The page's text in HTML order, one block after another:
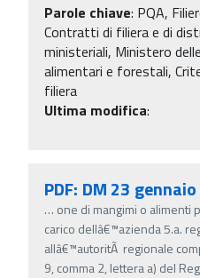
Parole chiave: PQA,
Contratti di filiera e di
ministeriali, Ministero
alimentari e forestali,
filiera
Ultima modifica:
PDF: DM 23
… one di mangimi o alimenti
carico dellâ€™azienda 5.a.
allâ€™autoritÃ regionale
9, comma 2, lettera a) del